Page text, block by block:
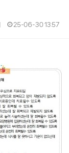
25-06-30 13:57